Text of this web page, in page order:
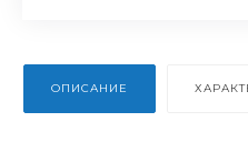
ОПИСАНИЕ